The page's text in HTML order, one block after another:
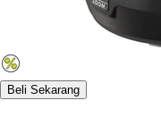
Beli Sekarang